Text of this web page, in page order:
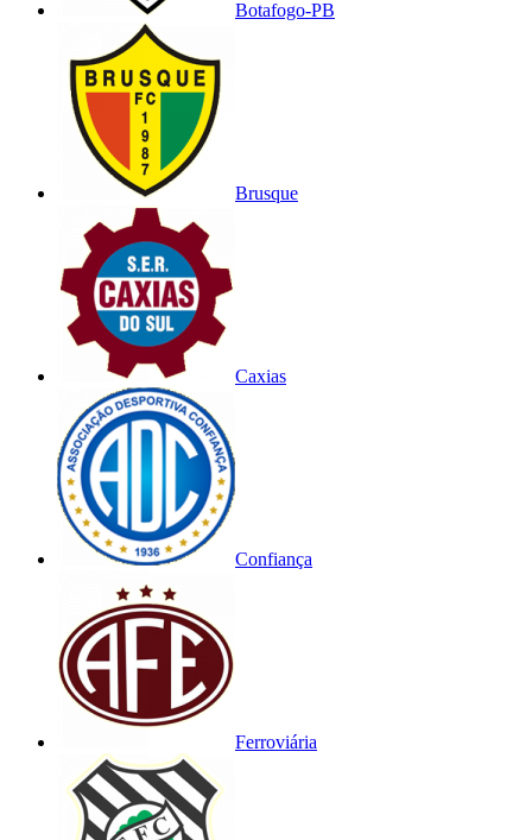
Botafogo-PB
Brusque
Caxias
Confiança
Ferroviária